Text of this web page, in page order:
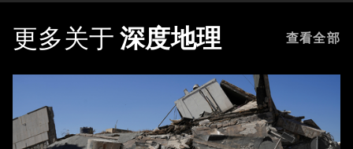
更多关于 深度地理 查看全部